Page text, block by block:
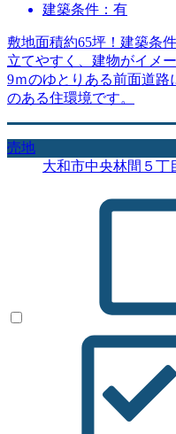
建築条件：有
敷地面積約65坪！建築条
立てやすく、建物がイメ
9ｍのゆとりある前面道
のある住環境です。
売地
大和市中央林間５丁